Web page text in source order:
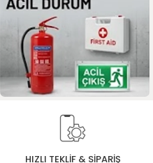
HIZLI TEKLİF & SİPARİŞ